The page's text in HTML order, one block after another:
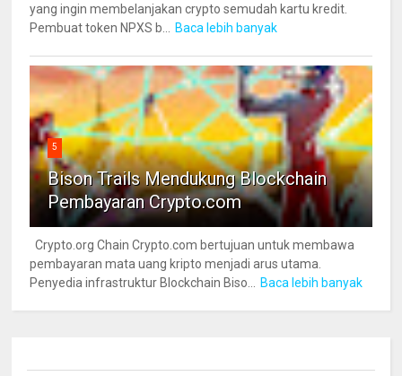
yang ingin membelanjakan crypto semudah kartu kredit.
Pembuat token NPXS b...
Baca lebih banyak
5
Bison Trails Mendukung Blockchain
Pembayaran Crypto.com
Crypto.org Chain Crypto.com bertujuan untuk membawa
pembayaran mata uang kripto menjadi arus utama.
Penyedia infrastruktur Blockchain Biso...
Baca lebih banyak